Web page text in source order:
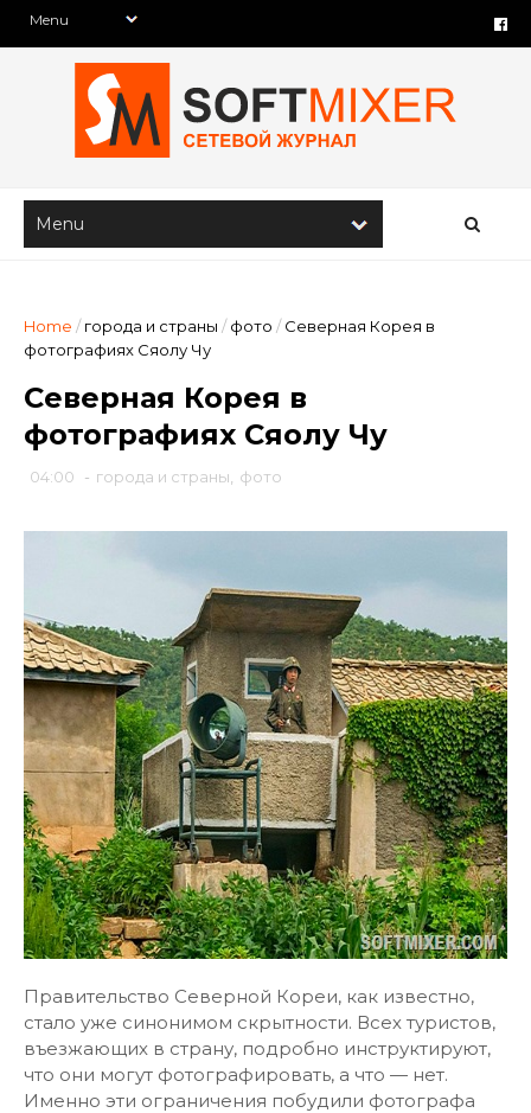
Home / города и страны / фото / Северная Корея в
фотографиях Сяолу Чу
Северная Корея в
фотографиях Сяолу Чу
04:00 - города и страны фото
Правительство Северной Кореи, как известно,
стало уже синонимом скрытности. Всех туристов,
въезжающих в страну, подробно инструктируют,
что они могут фотографировать, а что — нет.
Именно эти ограничения побудили фотографа